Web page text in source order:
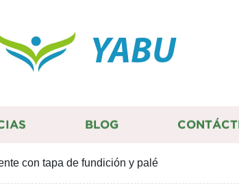
YABU
BLOG
con tapa de fundición y palé